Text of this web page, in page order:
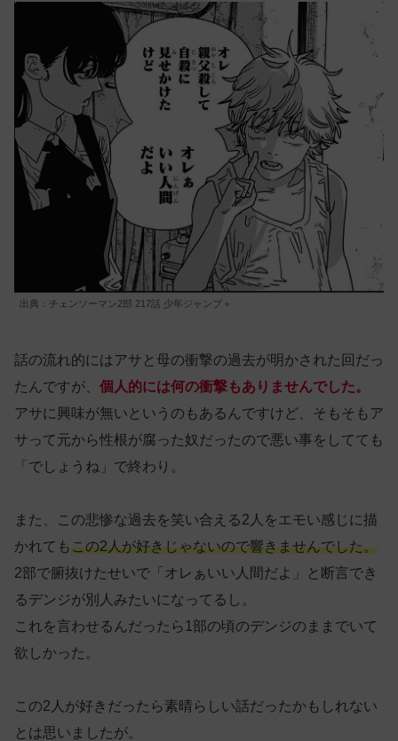
出典：チェンソーマン2部 217話 少年ジャンプ＋
話の流れ的にはアサと母の衝撃の過去が明かされた回だっ
たんですが、 個人的には何の衝撃もありませんでした。
アサに興味が無いというのもあるんですけど、そもそもア
サって元から性根が腐った奴だったので悪い事をしてても
「でしょうね」で終わり。
また、この悲惨な過去を笑い合える2人をエモい感じに描
かれてもこの2人が好きじゃないので響きませんでした。
2部で腑抜けたせいで「オレぁいい人間だよ」と断言でき
るデンジが別人みたいになってるし。
これを言わせるんだったら1部の頃のデンジのままでいて
欲しかった。
この2人が好きだったら素晴らしい話だったかもしれない
とは思いましたが。